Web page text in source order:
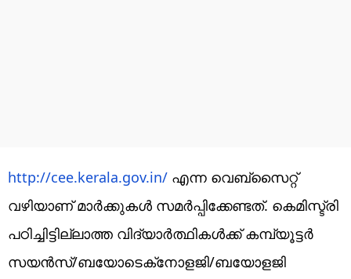
http://cee.kerala.gov.in/ എന്ന വെബ്‌സൈറ്റ്
വഴിയാണ് മാര്‍ക്കുകള്‍ സമര്‍പ്പിക്കേണ്ടത്. കെമിസ്ട്രി
പഠിച്ചിട്ടില്ലാത്ത വിദ്യാര്‍ത്ഥികള്‍ക്ക് കമ്പ്യൂട്ടര്‍
സയന്‍സ്/ബയോടെക്‌നോളജി/ബയോളജി